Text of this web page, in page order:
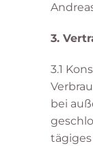
3.
3.1
bei